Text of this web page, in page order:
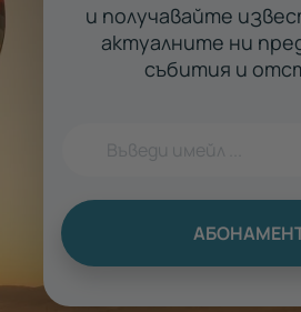
и получавайте
актуалните ни
събития и